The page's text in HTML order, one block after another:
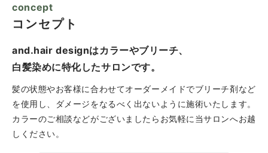
concept
コンセプト
and.hair designはカラーやブリーチ、
白髪染めに特化したサロンです。
髪の状態やお客様に合わせてオーダーメイドでブリーチ剤など
を使用し、ダメージをなるべく出ないように施術いたします。
カラーのご相談などがございましたらお気軽に当サロンへお越
しください。